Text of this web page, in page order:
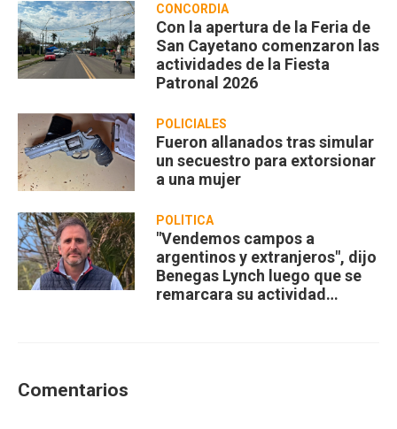
CONCORDIA
Con la apertura de la Feria de
San Cayetano comenzaron las
actividades de la Fiesta
Patronal 2026
POLICIALES
Fueron allanados tras simular
un secuestro para extorsionar
a una mujer
POLÍTICA
"Vendemos campos a
argentinos y extranjeros", dijo
Benegas Lynch luego que se
remarcara su actividad
Comentarios